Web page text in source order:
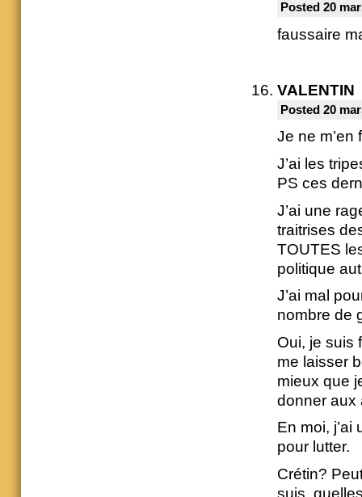
Posted 20
faussaire
VALENTIN
Posted 20
Je ne
J’ai les
PS ces
J’ai une
traitrises
TOUTES
politique
J’ai mal
nombre de
Oui, je suis
me laisser
mieux que
donner aux
En moi, j’ai
pour lutter.
Crétin?
suis,